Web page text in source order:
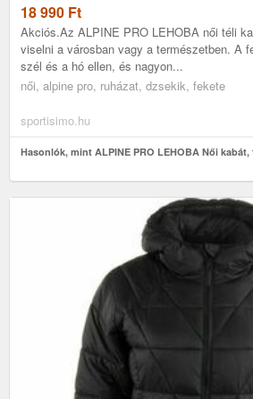
18 990 Ft
Akciós.Az ALPINE PRO LEHOBA női téli
viselni a városban vagy a természetben. A
szél és a hó ellen, és nagyon...
női, alpine pro, ruházat, dzsekik, fekete
sportisimo.hu
Hasonlók, mint ALPINE PRO LEHOBA Női kabát,